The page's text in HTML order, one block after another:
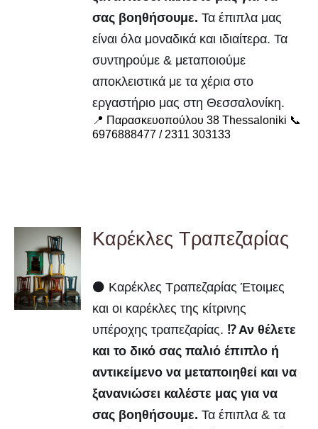
σας βοηθήσουμε. Τα έπιπλα μας
είναι όλα μοναδικά και ιδιαίτερα. Τα
συντηρούμε & μεταποιούμε
αποκλειστικά με τα χέρια στο
εργαστήριο μας στη Θεσσαλονίκη.
📍 Παρασκευοπούλου 38 Thessaloniki 📞
6976888477 / 2311 303133
DETAILS
Καρέκλες Τραπεζαρίας
⚫ Καρέκλες Τραπεζαρίας Έτοιμες
και οι καρέκλες της κίτρινης
υπέροχης τραπεζαρίας. ⁉️ Αν θέλετε
και το δικό σας παλιό έπιπλο ή
αντικείμενο να μεταποιηθεί και να
ξανανιώσει καλέστε μας για να
σας βοηθήσουμε. Τα έπιπλα & τα